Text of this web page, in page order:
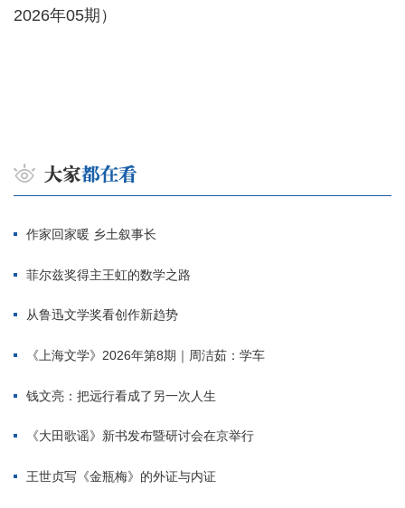
2026年05期）
作家回家暖 乡土叙事长
菲尔兹奖得主王虹的数学之路
从鲁迅文学奖看创作新趋势
《上海文学》2026年第8期｜周洁茹：学车
钱文亮：把远行看成了另一次人生
《大田歌谣》新书发布暨研讨会在京举行
王世贞写《金瓶梅》的外证与内证